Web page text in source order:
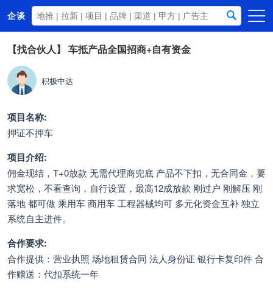
企谈
首页
商务资源
资讯动态
关于我们
【找合伙人】 车抵产品全国招商+自有资金
积极中达
项目名称:
押证不押车
项目介绍:
佣金现结，T+0放款 无需代理商兜底 产品不下扣，无合同金，要
求宽松，不看查询，自行设置，最高12成放款 刚过户 刚解压 刚
落地 都可做 乘用车 商用车 工程器械均可 多元化资金互补 独立
系统自主进件。
合作要求:
合作提供：营业执照 场地租赁合同 法人身份证 银行卡复印件 合
作赠送：代扣系统一年